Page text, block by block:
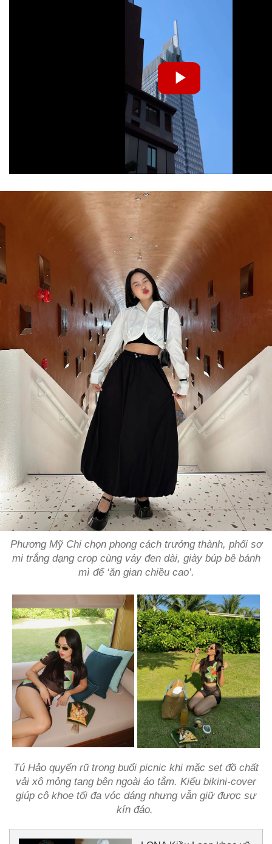
Phương Mỹ Chi chọn phong cách trưởng thành, phối sơ
mi trắng dạng crop cùng váy đen dài, giày búp bê bánh
mì để ‘ăn gian chiều cao’.
Tú Hảo quyến rũ trong buổi picnic khi mặc set đồ chất
vải xô mỏng tang bên ngoài áo tắm. Kiểu bikini-cover
giúp cô khoe tối đa vóc dáng nhưng vẫn giữ được sự
kín đáo.